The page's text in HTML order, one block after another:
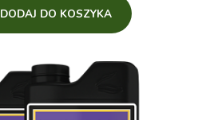
DODAJ DO KOSZYKA